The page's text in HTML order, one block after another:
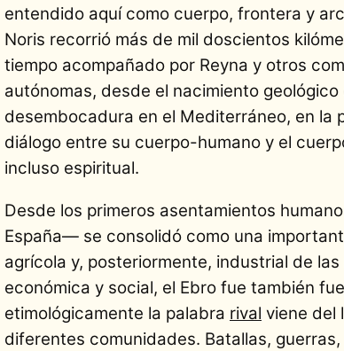
entendido aquí como cuerpo, frontera y
Noris recorrió más de mil doscientos
tiempo acompañado por Reyna y otros
autónomas, desde el nacimiento
desembocadura en el Mediterráneo, en la
diálogo entre su cuerpo-humano y el
incluso espiritual.
Desde los primeros asentamientos
España— se consolidó como una
agrícola y, posteriormente, industrial de
económica y social, el Ebro fue también
etimológicamente la palabra rival viene del
diferentes comunidades. Batallas,